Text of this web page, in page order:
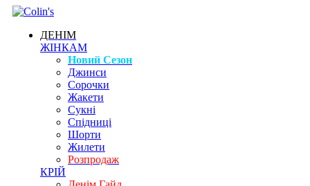
ДЕНІМ
ЖІНКАМ
Новий Сезон
Джинси
Сорочки
Жакети
Сукні
Спідниці
Шорти
Жилети
Розпродаж
КРІЙ